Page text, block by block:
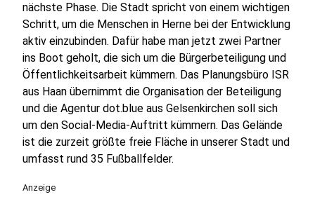
nächste Phase. Die Stadt spricht von einem wichtigen
Schritt, um die Menschen in Herne bei der Entwicklung
aktiv einzubinden. Dafür habe man jetzt zwei Partner
ins Boot geholt, die sich um die Bürgerbeteiligung und
Öffentlichkeitsarbeit kümmern. Das Planungsbüro ISR
aus Haan übernimmt die Organisation der Beteiligung
und die Agentur dot.blue aus Gelsenkirchen soll sich
um den Social-Media-Auftritt kümmern. Das Gelände
ist die zurzeit größte freie Fläche in unserer Stadt und
umfasst rund 35 Fußballfelder.
Anzeige